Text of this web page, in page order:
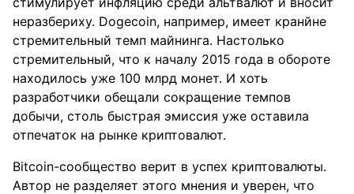
неразбериху. Dogecoin, например, имеет кранйне
стремительный темп майнинга. Настолько
стремительный, что к началу 2015 года в обороте
находилось уже 100 млрд монет. И хоть
разработчики обещали сокращение темпов
добычи, столь быстрая эмиссия уже оставила
отпечаток на рынке криптовалют.
Bitcoin-сообщество верит в успех криптовалюты.
Автор не разделяет этого мнения и уверен, что